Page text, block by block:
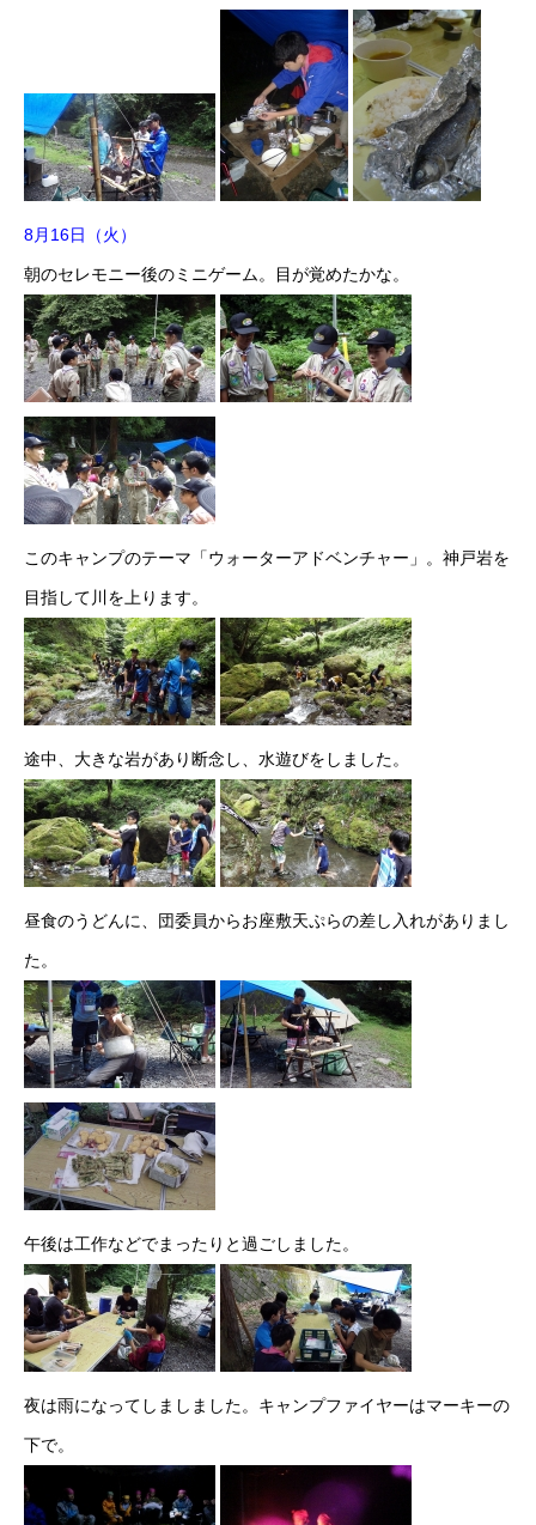
8月16日（火）
朝のセレモニー後のミニゲーム。目が覚めたかな。
このキャンプのテーマ「ウォーターアドベンチャー」。神戸岩を
目指して川を上ります。
途中、大きな岩があり断念し、水遊びをしました。
昼食のうどんに、団委員からお座敷天ぷらの差し入れがありまし
た。
午後は工作などでまったりと過ごしました。
夜は雨になってしましました。キャンプファイヤーはマーキーの
下で。